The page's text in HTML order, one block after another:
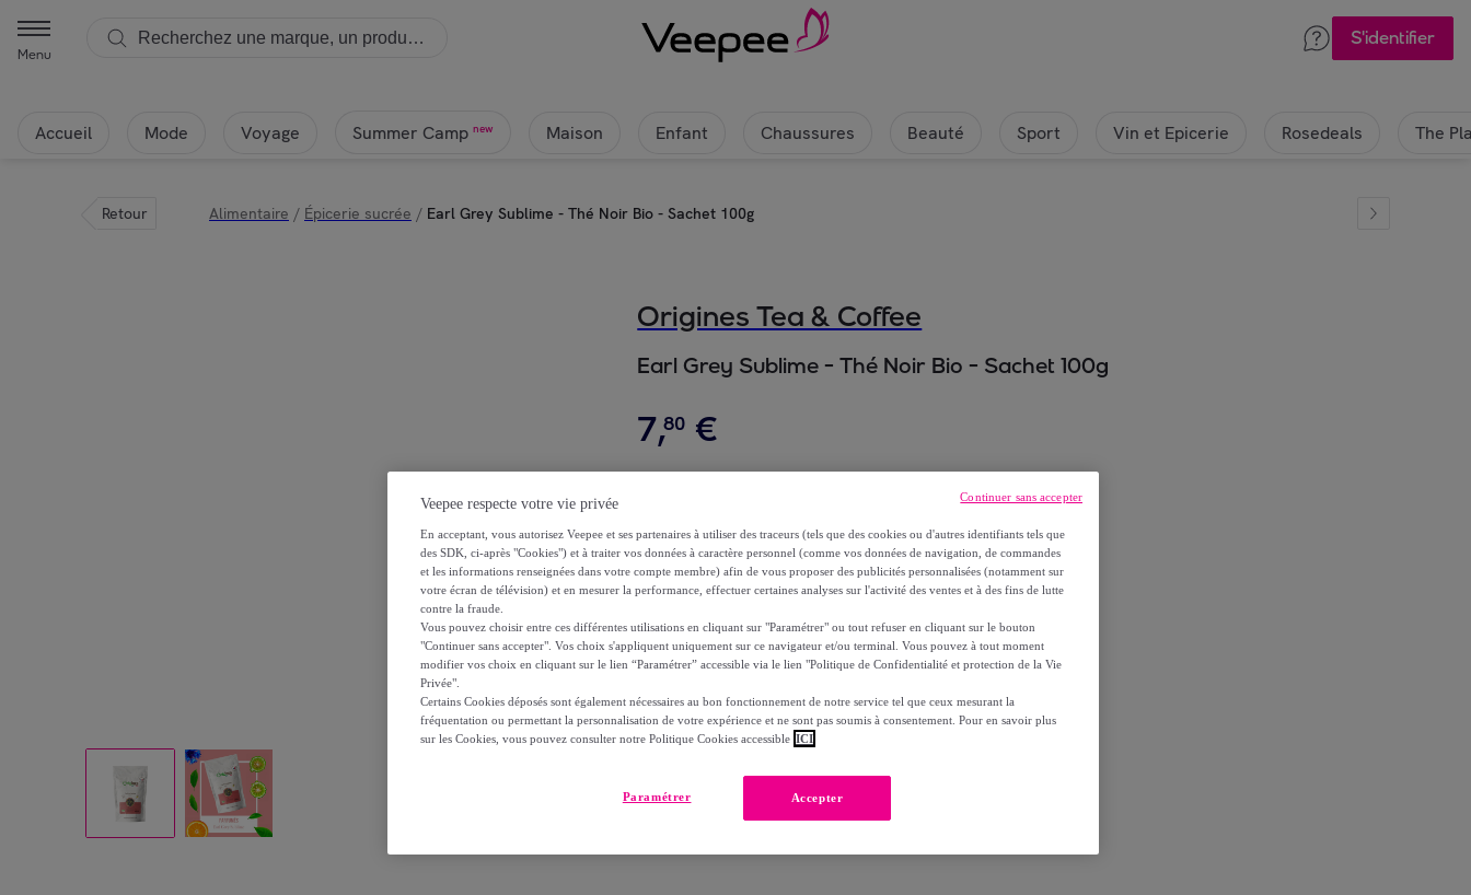
Menu
S'identifier
Accueil Mode Voyage Summer Camp new Maison Enfant Chaussures Beauté Sport Vin et Epicerie Rosedeals The
Retour Alimentaire / Épicerie sucrée / Earl Grey Sublime - Thé Noir Bio - Sachet 100g
Origines Tea & Coffee
Earl Grey Sublime - Thé Noir Bio - Sachet 100g
7,80 €
Modèle : Earl Grey Sublime - Thé Noir Bio - Sachet 100g
1 Ajouter au panier
Vendu parOrigines Tea & Coffee
Partager cet article
Veepee respecte votre vie privée
En acceptant, vous autorisez Veepee et ses partenaires à utiliser des traceurs (tels que des cookies ou d'autres identifiants tels que
des SDK, ci-après "Cookies") et à traiter vos données à caractère personnel (comme vos données de navigation, de commandes
et les informations renseignées dans votre compte membre) afin de vous proposer des publicités personnalisées (notamment sur
votre écran de télévision) et en mesurer la performance, effectuer certaines analyses sur l'activité des ventes et à des fins de lutte
contre la fraude.
Vous pouvez choisir entre ces différentes utilisations en cliquant sur "Paramétrer" ou tout refuser en cliquant sur le bouton
"Continuer sans accepter". Vos choix s'appliquent uniquement sur ce navigateur et/ou terminal. Vous pouvez à tout moment
modifier vos choix en cliquant sur le lien “Paramétrer” accessible via le lien "Politique de Confidentialité et protection de la Vie
Privée".
Certains Cookies déposés sont également nécessaires au bon fonctionnement de notre service tel que ceux mesurant la
fréquentation ou permettant la personnalisation de votre expérience et ne sont pas soumis à consentement. Pour en savoir plus
sur les Cookies, vous pouvez consulter notre Politique Cookies accessible ICI
Accepter
Paramétrer
Continuer sans accepter